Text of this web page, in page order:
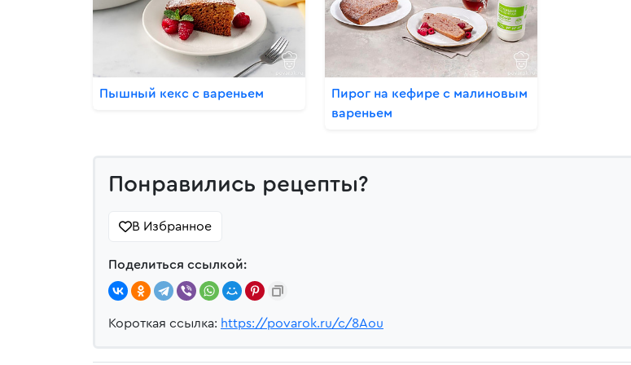
Пышный кекс с вареньем
Пирог на кефире с малиновым
вареньем
Понравились рецепты?
В Избранное
Поделиться ссылкой:
Короткая ссылка: https://povarok.ru/c/8Aou